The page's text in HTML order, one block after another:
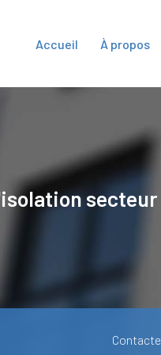
Accueil À propos
secteur